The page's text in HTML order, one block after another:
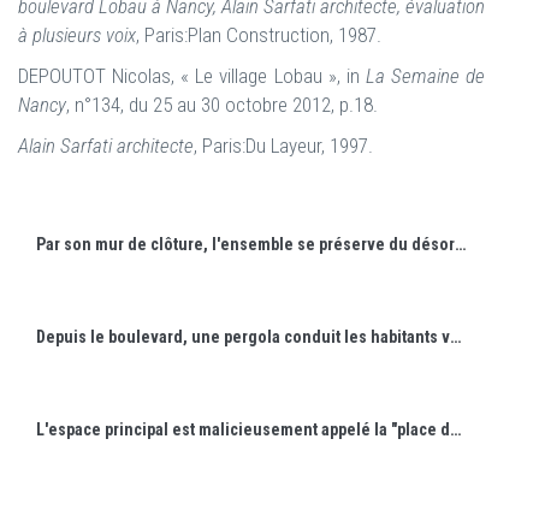
boulevard Lobau à Nancy, Alain Sarfati architecte, évaluation
à plusieurs voix, Paris:Plan Construction, 1987.
DEPOUTOT Nicolas, « Le village Lobau », in La Semaine de
Nancy, n°134, du 25 au 30 octobre 2012, p.18.
Alain Sarfati architecte, Paris:Du Layeur, 1997.
Par son mur de clôture, l'ensemble se préserve du désordre de la rue et crée son propre univers autonome.
Depuis le boulevard, une pergola conduit les habitants vers les immeubles.
L'espace principal est malicieusement appelé la "place du village".